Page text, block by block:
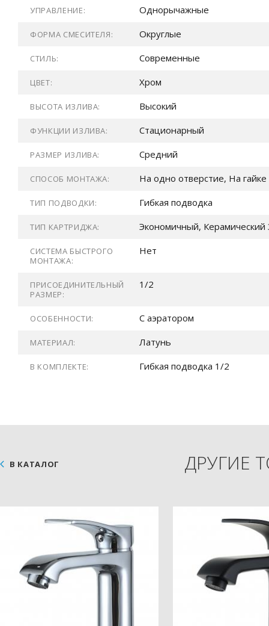
УПРАВЛЕНИЕ: Однорычажные
ФОРМА СМЕСИТЕЛЯ: Округлые
СТИЛЬ: Современные
ЦВЕТ: Хром
ВЫСОТА ИЗЛИВА: Высокий
ФУНКЦИИ ИЗЛИВА: Стационарный
РАЗМЕР ИЗЛИВА: Средний
СПОСОБ МОНТАЖА: На одно отверстие, На гайке
ТИП ПОДВОДКИ: Гибкая подводка
ТИП КАРТРИДЖА: Экономичный, Керамический
СИСТЕМА БЫСТРОГО
МОНТАЖА:
Нет
ПРИСОЕДИНИТЕЛЬНЫЙ
РАЗМЕР:
1/2
ОСОБЕННОСТИ: С аэратором
МАТЕРИАЛ: Латунь
В КОМПЛЕКТЕ: Гибкая подводка 1/2
ДРУГИЕ
В КАТАЛОГ